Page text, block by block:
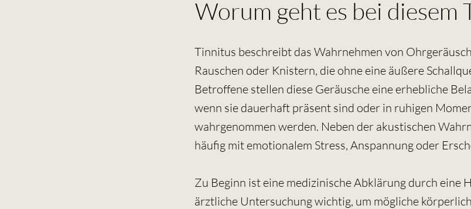
Worum geht es bei diesem
Tinnitus beschreibt das Wahrnehmen von
Rauschen oder Knistern, die ohne eine äußere
Betroffene stellen diese Geräusche eine erhebliche
wenn sie dauerhaft präsent sind oder in ruhigen
wahrgenommen werden. Neben der akustischen
häufig mit emotionalem Stress, Anspannung oder
Zu Beginn ist eine medizinische Abklärung durch eine
ärztliche Untersuchung wichtig, um mögliche